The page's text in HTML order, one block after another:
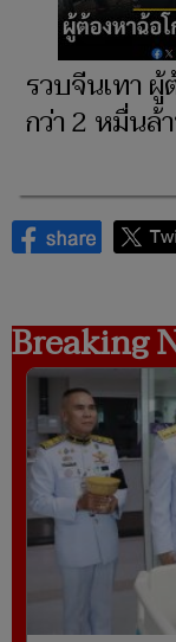
รวบจีนเทา ผู้
กว่า 2 หมื่นล้
Breaking